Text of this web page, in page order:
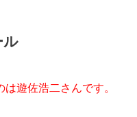
ル
遊佐浩二さんです。